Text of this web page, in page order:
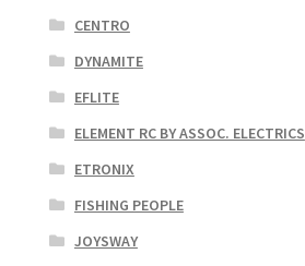
CENTRO
DYNAMITE
EFLITE
ELEMENT RC BY ASSOC. ELECTRICS
ETRONIX
FISHING PEOPLE
JOYSWAY